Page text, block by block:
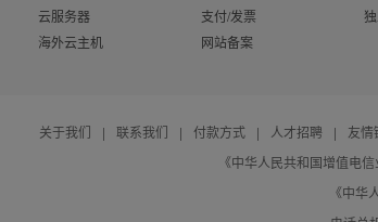
云服务器
海外云主机
支付/发票
网站备案
关于我们 | 联系我们 | 付款方式 | 人才招聘 | 友情
《中华人民共和国增值电
《中华